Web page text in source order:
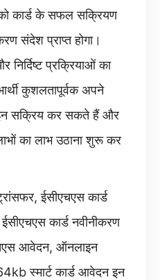
को कार्ड के सफल सक्रियण
संदेश प्राप्त होगा।
प्रक्रियाओं का
कुशलतापूर्वक अपने
सक्रिय कर सकते हैं और
का लाभ उठाना शुरू कर
ईसीएचएस कार्ड
कार्ड नवीनीकरण
आवेदन, ऑनलाइन
स्मार्ट कार्ड आवेदन इन